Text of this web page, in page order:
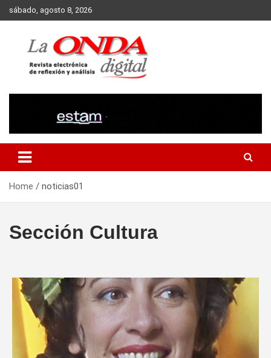
Skip
to
sábado, agosto 8, 2026
Home noticias01